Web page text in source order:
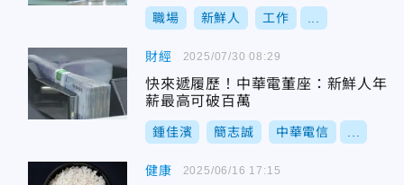
職場 新鮮人 工作
財經
快來遞履歷！中華電董座：新鮮人年
薪最高可破百萬
鍾佳濱 簡志誠 中華電信
2025/07/30 08:29
健康 2025/06/16 17:15